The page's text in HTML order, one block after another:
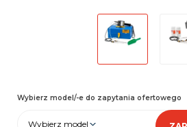
Wybierz model/-e do zapytania ofertowego
Wybierz model